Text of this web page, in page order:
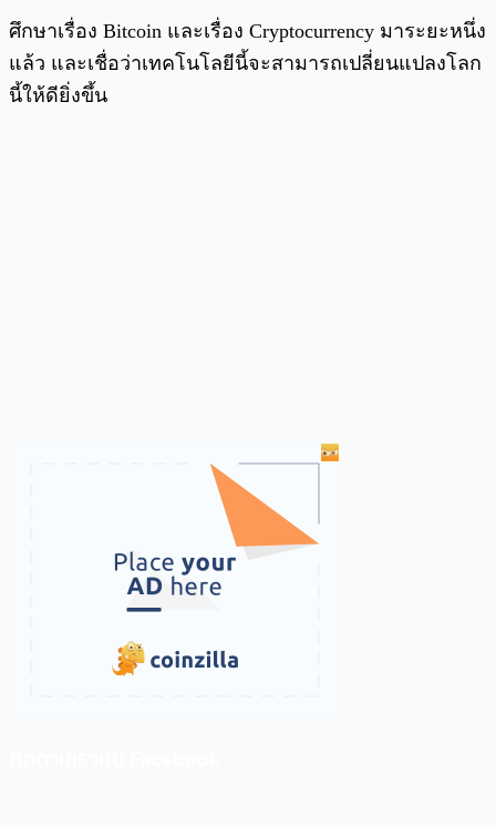
ศึกษาเรื่อง Bitcoin และเรื่อง Cryptocurrency มาระยะหนึ่ง
แล้ว และเชื่อว่าเทคโนโลยีนี้จะสามารถเปลี่ยนแปลงโลก
นี้ให้ดียิ่งขึ้น